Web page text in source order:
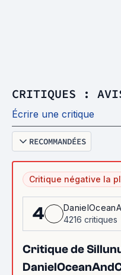
CRITIQUES :
Écrire une critique
RECOMMANDÉES
Critique négative la
4
4216 critiques
Critique de